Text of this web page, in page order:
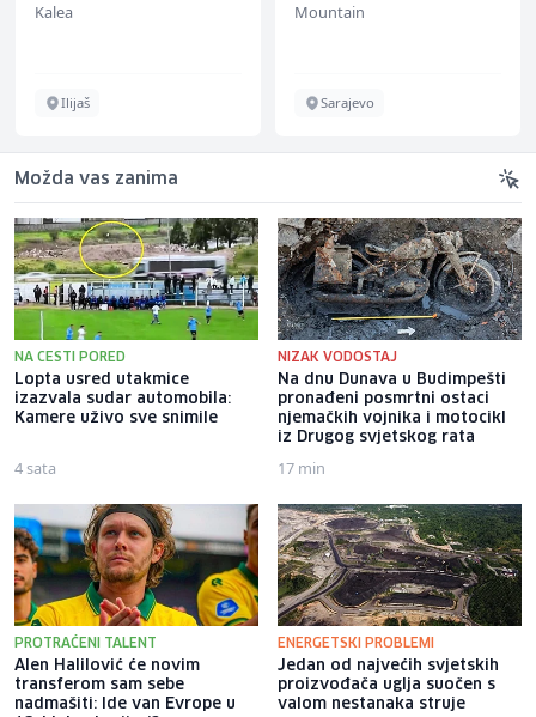
Kalea
Ilijaš
Mountain
Sarajevo
Možda vas zanima
NA CESTI PORED
Lopta usred utakmice
izazvala sudar automobila:
Kamere uživo sve snimile
4 sata
NIZAK VODOSTAJ
Na dnu Dunava u Budimpešti
pronađeni posmrtni ostaci
njemačkih vojnika i motocikl
iz Drugog svjetskog rata
17 min
PROTRAĆENI TALENT
Alen Halilović će novim
transferom sam sebe
nadmašiti: Ide van Evrope u
ENERGETSKI PROBLEMI
Jedan od najvećih svjetskih
proizvođača uglja suočen s
valom nestanaka struje